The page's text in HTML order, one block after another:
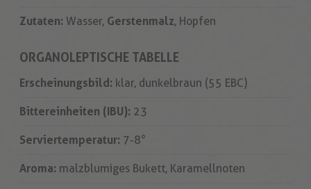
Zutaten: Wasser, Gerstenmalz, Hopfen
ORGANOLEPTISCHE TABELLE
Erscheinungsbild: klar, dunkelbraun (55 EBC)
Bittereinheiten (IBU): 23
Serviertemperatur: 7-8°
Aroma: malzblumiges Bukett, Karamellnoten